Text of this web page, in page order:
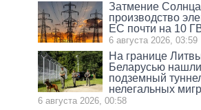
Затмение Солнца
производство
ЕС почти на 10
6 августа 2026, 03:59
На границе
Беларусью
подземный
нелегальных
6 августа 2026, 00:58